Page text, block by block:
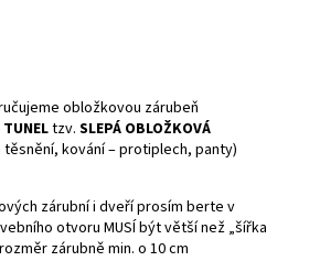
obložkovou zárubeň
TUNELtzv. SLEPÁ OBLOŽKOVÁ
těsnění, kování – protiplech, panty)
zárubní i dveří prosím berte v
otvoru MUSÍ být větší než „šířka
zárubně min. o 10 cm